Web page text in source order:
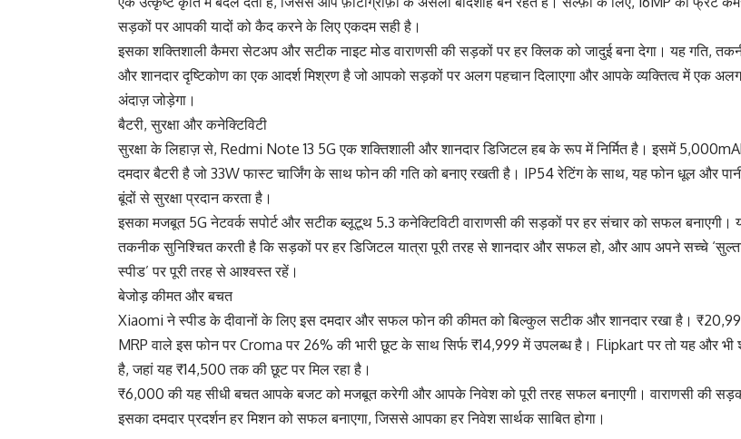
सड़कों पर आपकी यादों को कैद करने के लिए एकदम सही है।
इसका शक्तिशाली कैमरा सेटअप और सटीक नाइट मोड वाराणसी की सड़कों पर हर क्लिक को जादुई बना देगा। यह गति,
और शानदार दृष्टिकोण का एक आदर्श मिश्रण है जो आपको सड़कों पर अलग पहचान दिलाएगा और आपके व्यक्तित्व में एक
अंदाज़ जोड़ेगा।
बैटरी, सुरक्षा और कनेक्टिविटी
सुरक्षा के लिहाज़ से, Redmi Note 13 5G एक शक्तिशाली और शानदार डिजिटल हब के रूप में निर्मित है। इसमें
दमदार बैटरी है जो 33W फास्ट चार्जिंग के साथ फोन की गति को बनाए रखती है। IP54 रेटिंग के साथ, यह फोन धूल और
बूंदों से सुरक्षा प्रदान करता है।
इसका मजबूत 5G नेटवर्क सपोर्ट और सटीक ब्लूटूथ 5.3 कनेक्टिविटी वाराणसी की सड़कों पर हर संचार को सफल बनाएगी।
तकनीक सुनिश्चित करती है कि सड़कों पर हर डिजिटल यात्रा पूरी तरह से शानदार और सफल हो, और आप अपने सच्चे
स्पीड’ पर पूरी तरह से आश्वस्त रहें।
बेजोड़ कीमत और बचत
Xiaomi ने स्पीड के दीवानों के लिए इस दमदार और सफल फोन की कीमत को बिल्कुल सटीक और शानदार रखा है।
MRP वाले इस फोन पर Croma पर 26% की भारी छूट के साथ सिर्फ ₹14,999 में उपलब्ध है। Flipkart पर तो यह और भी
है, जहां यह ₹14,500 तक की छूट पर मिल रहा है।
₹6,000 की यह सीधी बचत आपके बजट को मजबूत करेगी और आपके निवेश को पूरी तरह सफल बनाएगी। वाराणसी की
इसका दमदार प्रदर्शन हर मिशन को सफल बनाएगा, जिससे आपका हर निवेश सार्थक साबित होगा।